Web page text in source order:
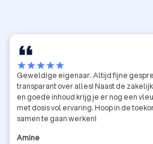
starstarstarstarstar
Geweldige eigenaar. Altijd fijne
transparant over alles! Naast de
en goede inhoud krijg je er nog een
met dosis vol ervaring. Hoop in de
samen te gaan werken!
Amine